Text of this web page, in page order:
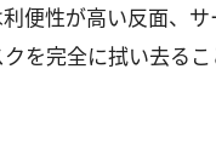
便性が高い反面、
を完全に拭い去るこ